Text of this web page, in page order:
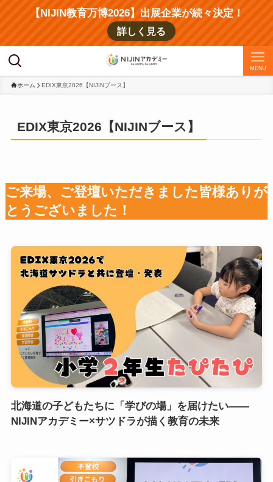
【NIJIN教育万博2026】出展企業が続々決定！
詳しく見る
MENU
ホーム EDIX東京2026【NIJINブース】
EDIX東京2026【NIJINブース】
ご来場、ご登壇いただきました皆様ありが
とうございました！
北海道の子どもたちに「学びの場」を届けたい——
NIJINアカデミー×サツドラが描く教育の未来